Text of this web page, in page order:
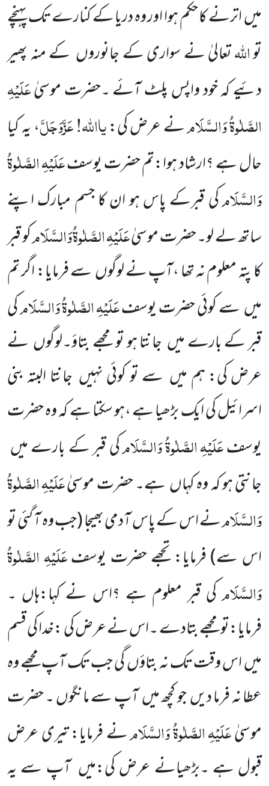
میں اترنے کا حکم ہوا اور وہ دریا کے کنارے تک پہنچے
تواللہتعالیٰ نے سواری کے جانوروں کے منہ پھیر
دئیے کہ خود واپس پلٹ آئے ۔حضرت موسیٰعَلَیْہِ
الصَّلٰوۃُوَالسَّلَامنے عرض کی:یااللہ!عَزَّوَجَلَّ، یہ کیا
حال ہے ؟ارشاد ہوا:تم حضرت یوسفعَلَیْہِالصَّلٰوۃُ
وَالسَّلَامکی قبرکے پاس ہو ان کا جسم مبارک اپنے
ساتھ لے لو۔ حضرت موسیٰعَلَیْہِالصَّلٰوۃُوَالسَّلَامکو قبر
کا پتہ معلوم نہ تھا ،آپ نے لوگوں سے فرمایا: اگر تم
میں سے کوئی حضرت یوسفعَلَیْہِالصَّلٰوۃُوَالسَّلَامکی
قبر کے بارے میں جانتا ہو تو مجھے بتاؤ۔لوگوں نے
عرض کی: ہم میں سے تو کوئی نہیں جانتا البتہ بنی
اسرائیل کی ایک بڑھیا ہے ،ہو سکتا ہے کہ وہ حضرت
یوسفعَلَیْہِالصَّلٰوۃُوَالسَّلَامکی قبر کے بارے میں
جانتی ہو کہ وہ کہاں ہے۔حضرت موسیٰعَلَیْہِالصَّلٰوۃُ
وَالسَّلَامنے اس کے پاس آدمی بھیجا (جب وہ آ گئی تو
اس سے) فرمایا: تجھے حضرت یوسفعَلَیْہِالصَّلٰوۃُ
وَالسَّلَامکی قبر معلوم ہے ؟اس نے کہا:ہاں ۔
فرمایا:تو مجھے بتادے ۔اس نے عرض کی :خدا کی قسم
میں اس وقت تک نہ بتاؤں گی جب تک آپ مجھے وہ
عطا نہ فرما دیں جو کچھ میں آپ سے مانگوں ۔ حضرت
موسیٰعَلَیْہِالصَّلٰوۃُوَالسَّلَامنے فرمایا: تیری عرض
قبول ہے ۔بڑھیانے عرض کی:میں آپ سے یہ